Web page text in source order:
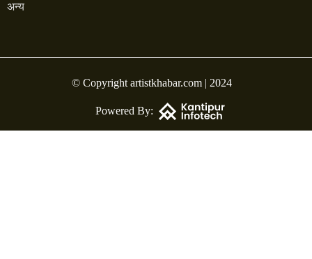
अन्य
© Copyright artistkhabar.com | 2024
Powered By: